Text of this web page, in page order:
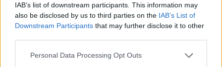
IAB’s list of downstream participants. This information may
also be disclosed by us to third parties on the IAB’s List of
Downstream Participants that may further disclose it to other
Please note that this website/app uses one or more Google
Personal Data Processing Opt Outs
Ποιες περιπτώσεις είναι αυτές;Μια
πολυβιταμίνη ενδεχομένως να βοηθήσει άτομα
θρεπτικά συστατικά και η διατροφή τους δεν